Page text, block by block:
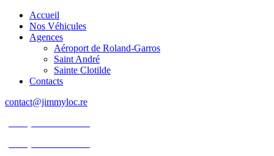
Accueil
Nos Véhicules
Agences
Aéroport de Roland-Garros
Saint André
Sainte Clotilde
Contacts
contact@jimmyloc.re